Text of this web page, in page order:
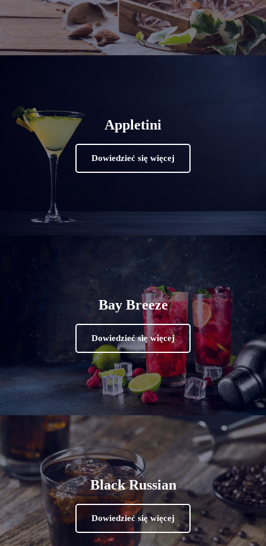
Appletini
Dowiedzieć się więcej
Bay Breeze
Dowiedzieć się więcej
Black Russian
Dowiedzieć się więcej